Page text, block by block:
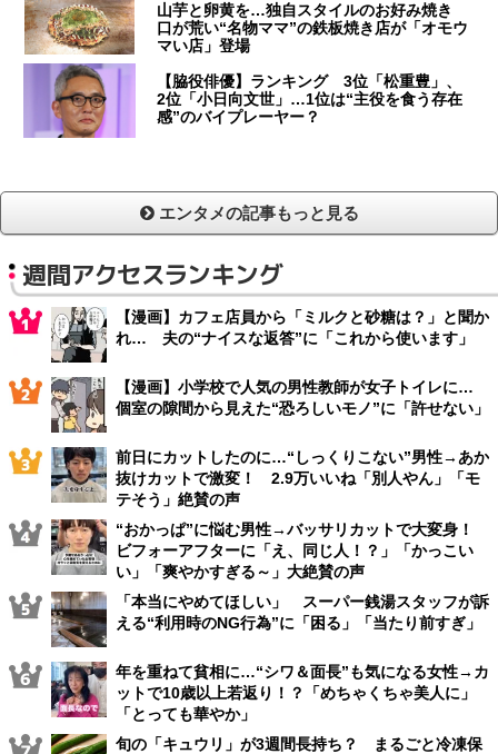
山芋と卵黄を…独自スタイルのお好み焼き
口が荒い“名物ママ”の鉄板焼き店が「オモウ
マい店」登場
【脇役俳優】ランキング 3位「松重豊」、
2位「小日向文世」…1位は“主役を食う存在
感”のバイプレーヤー？
エンタメの記事もっと見る
週間アクセスランキング
【漫画】カフェ店員から「ミルクと砂糖は？」と聞か
れ… 夫の“ナイスな返答”に「これから使います」
【漫画】小学校で人気の男性教師が女子トイレに…
個室の隙間から見えた“恐ろしいモノ”に「許せない」
前日にカットしたのに…“しっくりこない”男性→あか
抜けカットで激変！ 2.9万いいね「別人やん」「モ
テそう」絶賛の声
“おかっぱ”に悩む男性→バッサリカットで大変身！
ビフォーアフターに「え、同じ人！？」「かっこい
い」「爽やかすぎる～」大絶賛の声
「本当にやめてほしい」 スーパー銭湯スタッフが訴
える“利用時のNG行為”に「困る」「当たり前すぎ」
年を重ねて貧相に…“シワ＆面長”も気になる女性→カ
ットで10歳以上若返り！？「めちゃくちゃ美人に」
「とっても華やか」
旬の「キュウリ」が3週間長持ち？ まるごと冷凍保